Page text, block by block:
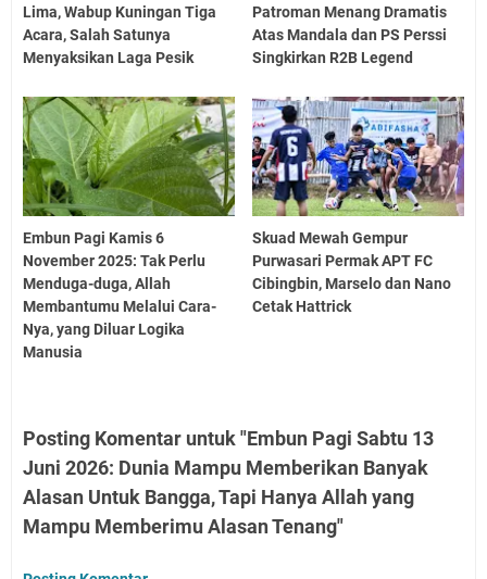
Lima, Wabup Kuningan Tiga
Acara, Salah Satunya
Menyaksikan Laga Pesik
Patroman Menang Dramatis
Atas Mandala dan PS Perssi
Singkirkan R2B Legend
Embun Pagi Kamis 6
November 2025: Tak Perlu
Menduga-duga, Allah
Membantumu Melalui Cara-
Nya, yang Diluar Logika
Manusia
Skuad Mewah Gempur
Purwasari Permak APT FC
Cibingbin, Marselo dan Nano
Cetak Hattrick
Posting Komentar untuk "Embun Pagi Sabtu 13
Juni 2026: Dunia Mampu Memberikan Banyak
Alasan Untuk Bangga, Tapi Hanya Allah yang
Mampu Memberimu Alasan Tenang"